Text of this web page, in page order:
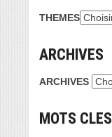
THEMES
ARCHIVES
ARCHIVES
MOTS CLES